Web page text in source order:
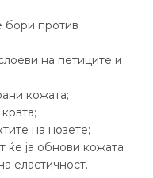
бори против
на петиците и
кожата;
на нозете;
ќе ја обнови кожата
еластичност.